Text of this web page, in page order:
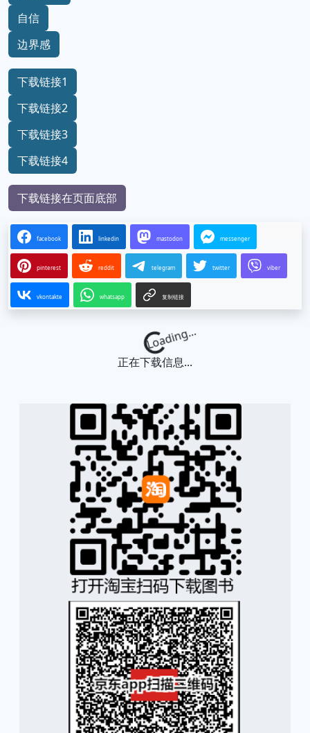
自信
边界感
下载链接1
下载链接2
下载链接3
下载链接4
下载链接在页面底部
facebook linkedin mastodon messenger
pinterest reddit telegram twitter viber
vkontakte whatsapp 复制链接
Loading...
正在下载信息...